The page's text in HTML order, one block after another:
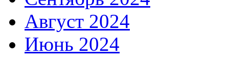
Август 2024
Июнь 2024